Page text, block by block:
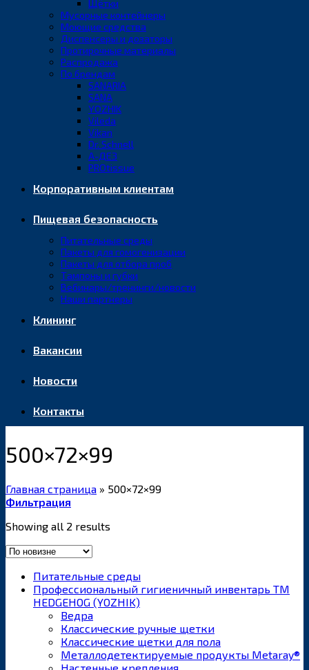
Щётки
Мусорные контейнеры
Моющие средства
Диспенсеры и дозаторы
Протирочные материалы
Распродажа
По брендам
SANARIA
SANA
YOZHIK
Vileda
Vikan
Dr. Schnell
А-ДЕЗ
PROtissue
Корпоративным клиентам
Пищевая безопасность
Питательные среды
Пакеты для гомогенизации
Пакеты для отбора проб
Тампоны и губки
Вебинары/тренинги/новости
Наши партнеры
Клининг
Вакансии
Новости
Контакты
500×72×99
Главная страница » 500×72×99
Фильтрация
Showing all 2 results
Питательные среды
Профессиональный гигиеничный инвентарь ТМ
HEDGEHOG (YOZHIK)
Ведра
Классические ручные щетки
Классические щетки для пола
Металлодетектируемые продукты Metaray®